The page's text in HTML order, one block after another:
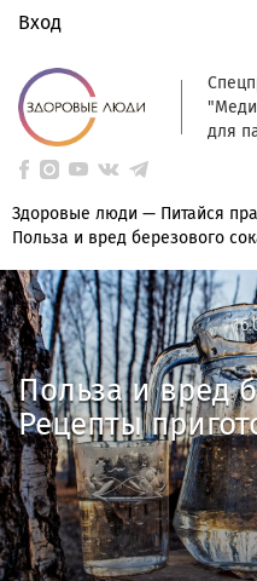
Вход
для
Здоровые люди — Питайся
Польза и вред березового
Польза и вред
Рецепты